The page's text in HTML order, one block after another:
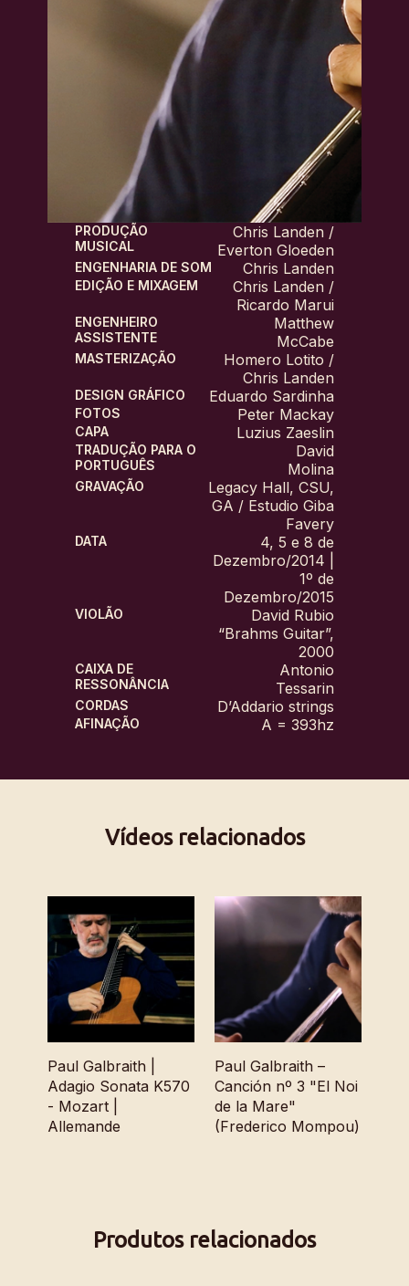
PRODUÇÃO
MUSICAL
Chris Landen /
Everton Gloeden
ENGENHARIA DE SOM Chris Landen
EDIÇÃO E MIXAGEM
Chris Landen /
Ricardo Marui
ENGENHEIRO
ASSISTENTE
Matthew
McCabe
MASTERIZAÇÃO
Homero Lotito /
Chris Landen
DESIGN GRÁFICO Eduardo Sardinha
FOTOS Peter Mackay
CAPA Luzius Zaeslin
TRADUÇÃO PARA O
PORTUGUÊS
David
Molina
GRAVAÇÃO
Legacy Hall, CSU,
GA / Estudio Giba
Favery
DATA
4, 5 e 8 de
Dezembro/2014 |
1º de
Dezembro/2015
VIOLÃO
David Rubio
“Brahms Guitar”,
2000
CAIXA DE
RESSONÂNCIA
Antonio
Tessarin
CORDAS D’Addario strings
AFINAÇÃO A = 393hz
Vídeos relacionados
Paul Galbraith |
Adagio Sonata K570
- Mozart |
Allemande
Paul Galbraith –
Canción nº 3 "El Noi
de la Mare"
(Frederico Mompou)
Produtos relacionados